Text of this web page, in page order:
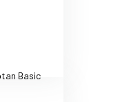
Basic